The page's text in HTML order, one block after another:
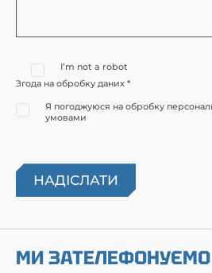
I’m not a robot
Згода на обробку даних *
Я погоджуюся на обробку
умовами
МИ ЗАТЕЛЕФОНУЄМО